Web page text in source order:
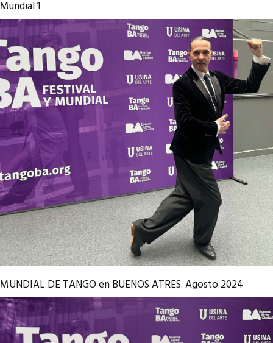
Mundial 1
MUNDIAL DE TANGO en BUENOS ATRES. Agosto 2024